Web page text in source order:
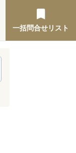
一括問合せリスト